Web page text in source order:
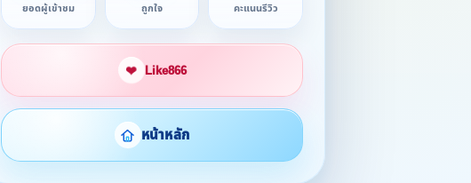
ยอดผู้เข้าชม ถูกใจ คะแนนรีวิว
❤ Like866
หน้าหลัก